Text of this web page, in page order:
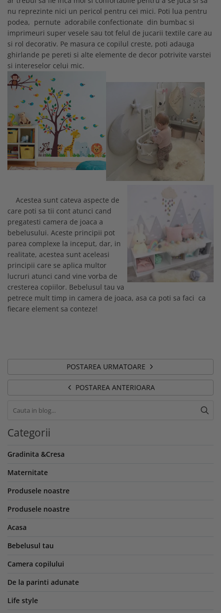
nu reprezinte nici un pericol pentru cei mici. Poti lua pentru
podea, pernute adorabile confectionate din bumbac si
imprimeuri super vesele sau tot felul de jucarii textile care au
si rol decorativ. Pe masura ce copilul creste, poti adauga
ghirlande pe pereti si alte elemente de decor potrivite varstei
si intereselor celui mic.
Acestea sunt cateva aspecte de
care poti sa tii cont atunci cand
pregatesti camera de joaca a
bebelusului. Aceste principii pot
parea complexe la inceput, dar, in
realitate, acestea sunt aceleasi
principii care se aplica multor
lucruri atunci cand vine vorba de
cresterea copiilor. Bebelusul tau va
petrece mult timp in camera de joaca, asa ca poti sa faci ca
fiecare element sa conteze!
POSTAREA URMATOARE
POSTAREA ANTERIOARA
Categorii
Gradinita &Cresa
Maternitate
Produsele noastre
Produsele noastre
Acasa
Bebelusul tau
Camera copilului
De la parinti adunate
Life style